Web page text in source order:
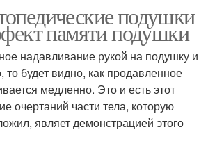
Анатомическая подушка
Подушки для детей
подушки
памяти подушки
надавливание рукой на подушку и
то будет видно, как продавленное
медленно. Это и есть этот
очертаний части тела, которую
являет демонстрацией этого